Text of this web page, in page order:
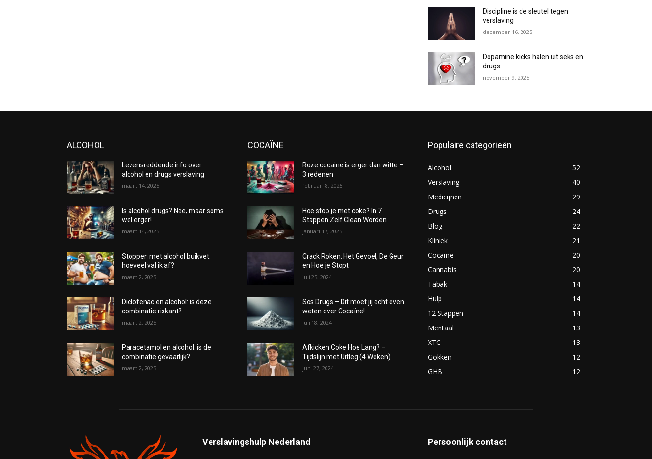
Discipline is de sleutel tegen
verslaving
december 16, 2025
Dopamine kicks halen uit seks en
drugs
november 9, 2025
ALCOHOL
Levensreddende info over
alcohol en drugs verslaving
maart 14, 2025
Is alcohol drugs? Nee, maar soms
wel erger!
maart 14, 2025
Stoppen met alcohol buikvet:
hoeveel val ik af?
maart 2, 2025
Diclofenac en alcohol: is deze
combinatie riskant?
maart 2, 2025
Paracetamol en alcohol: is de
combinatie gevaarlijk?
maart 2, 2025
COCAÏNE
Roze cocaine is erger dan witte –
3 redenen
februari 8, 2025
Hoe stop je met coke? In 7
Stappen Zelf Clean Worden
januari 17, 2025
Crack Roken: Het Gevoel, De Geur
en Hoe je Stopt
juli 25, 2024
Sos Drugs – Dit moet jij echt even
weten over Cocaïne!
juli 18, 2024
Afkicken Coke Hoe Lang? –
Tijdslijn met Uitleg (4 Weken)
juni 27, 2024
Populaire categorieën
Alcohol
52
Verslaving
40
Medicijnen
29
Drugs
24
Blog
22
Kliniek
21
Cocaïne
20
Cannabis
20
Tabak
14
Hulp
14
12 Stappen
14
Mentaal
13
XTC
13
Gokken
12
GHB
12
Verslavingshulp Nederland Persoonlijk contact